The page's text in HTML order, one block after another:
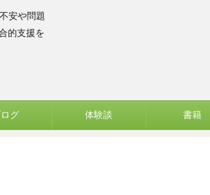
安や問題
的支援を
グ 体験談 書籍